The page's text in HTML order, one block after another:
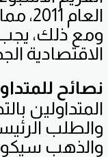
ومع ذلك، يجب
الاقتصادية
نصائح
المتداولين
والطلب
والذهب